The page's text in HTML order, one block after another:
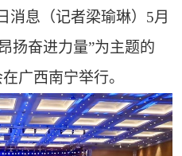
消息（记者梁瑜琳）5月
扬奋进力量”为主题的
广西南宁举行。